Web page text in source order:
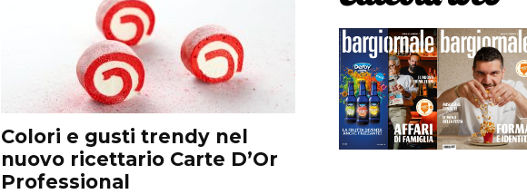
Colori e gusti trendy nel
nuovo ricettario Carte D’Or
Professional